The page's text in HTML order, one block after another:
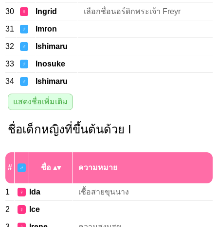
30 ♀ Ingrid เลือกชื่อนอร์ดิกพระเจ้า Freyr
31 ♂ Imron
32 ♂ Ishimaru
33 ♂ Inosuke
34 ♂ Ishimaru
แสดงชื่อเพิ่มเติม
ชื่อเด็กหญิงที่ขึ้นต้นด้วย I
# ♂ ชื่อ ความหมาย
1 ♀ Ida เชื้อสายขุนนาง
2 ♀ Ice